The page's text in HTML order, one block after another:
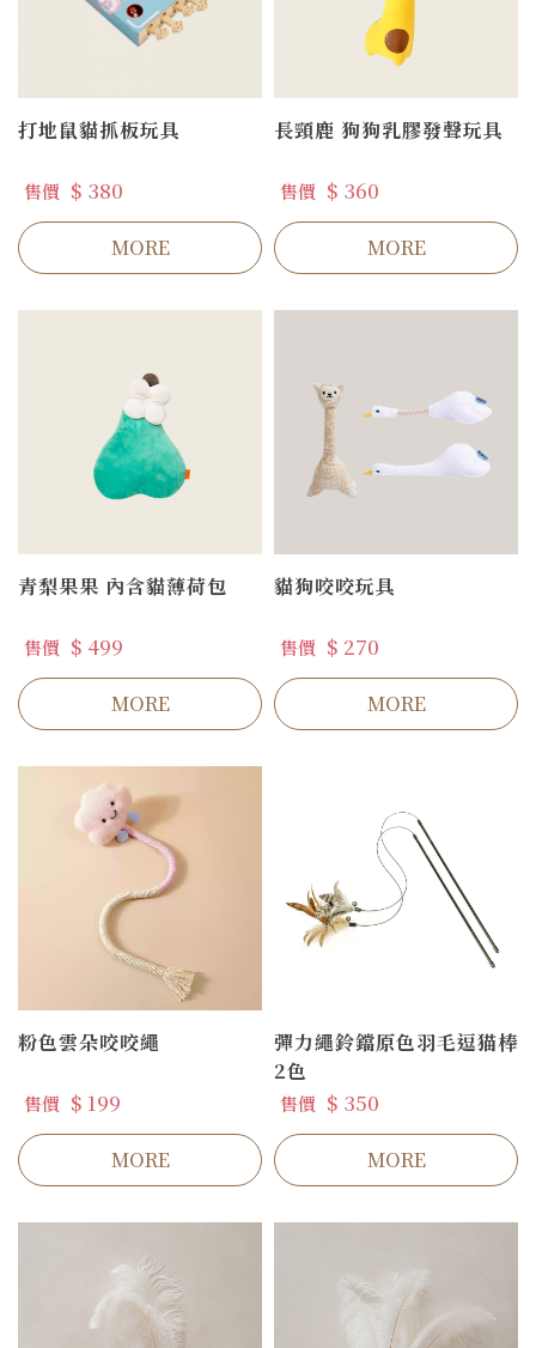
打地鼠貓抓板玩具
售價 $ 380
MORE
長頸鹿 狗狗乳膠發聲玩具
售價 $ 360
MORE
青梨果果 內含貓薄荷包
售價 $ 499
MORE
貓狗咬咬玩具
售價 $ 270
MORE
粉色雲朵咬咬繩
售價 $ 199
MORE
彈力繩鈴鐺原色羽毛逗猫棒
2色
售價 $ 350
MORE